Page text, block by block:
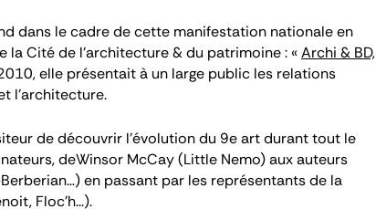
dans le cadre de cette manifestation nationale en
la Cité de l’architecture & du patrimoine : «Archi & BD,
elle présentait à un large public les relations
l'architecture.
de découvrir l’évolution du 9eart durant tout le
deWinsor McCay (Little Nemo) aux auteurs
en passant par les représentants de la
Floc'h...).